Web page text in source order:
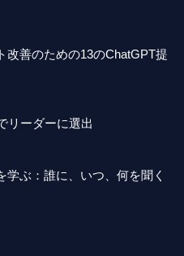
改善のための13のChatGPT提
リーダーに選出
ぶ：誰に、いつ、何を聞く